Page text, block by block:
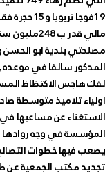
19فوجا
مالي قدر
مصلحتي بلدية ابو الحسن
المدكور سالفا في
لفك هاجس الاكتظاظ
اولياء تلاميذ متوسطة
الاستغناء عن مساعيها في
المؤسسة في وجه روادها
يصعب فيها خطوات
تجديد مكتب الجمعية عن